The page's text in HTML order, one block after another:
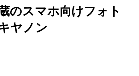
のスマホ向けフォト
ヤノン